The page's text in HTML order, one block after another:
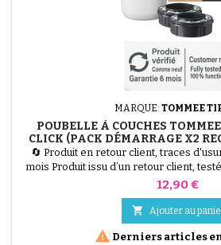
MARQUE: TOMMEE
POUBELLE À COUCHES
CLICK (PACK DÉMARRAGE X2
CLIENT, TRACES
🔄 Produit en retour client, traces
mois Produit issu d’un retour client,
100 % fonctionnel. La Poubelle à
bébé. Grâce à son mécanisme Twist
est enveloppée
Prix
12,90 €
 Ajouter au
 Derniers articles